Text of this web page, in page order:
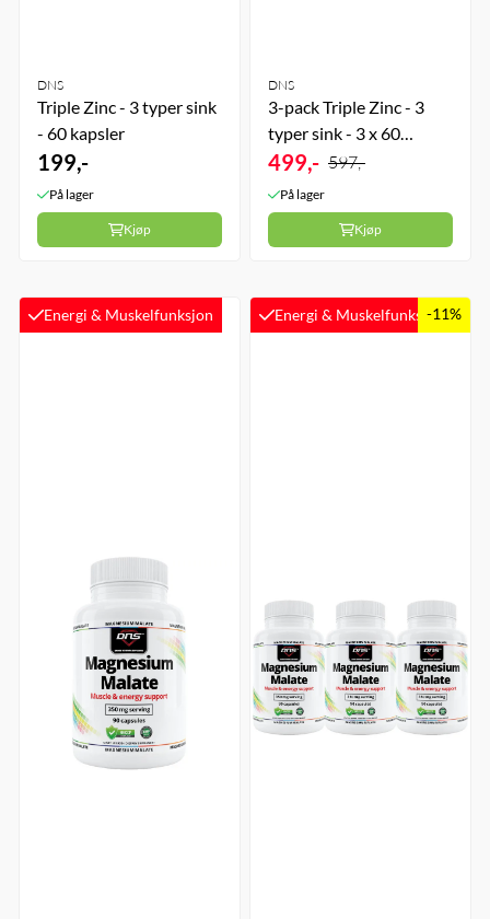
DNS
Triple Zinc - 3 typer sink
- 60 kapsler
199,-
På lager
Kjøp
DNS
3-pack Triple Zinc - 3
typer sink - 3 x 60
kapsler
499,- 597,-
På lager
Kjøp
Energi & Muskelfunksjon Energi & Muskelfunksjon-11%